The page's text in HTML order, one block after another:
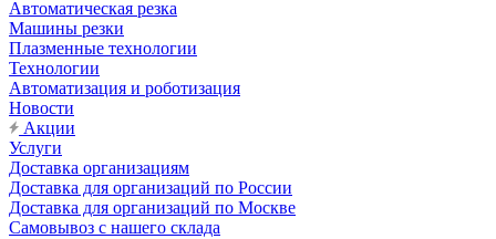
Автоматическая резка
Машины резки
Плазменные технологии
Технологии
Автоматизация и роботизация
Новости
Акции
Услуги
Доставка организациям
Доставка для организаций по России
Доставка для организаций по Москве
Самовывоз с нашего склада